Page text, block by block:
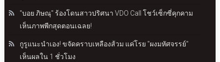
"บอย ภิษณุ" ร้องโดนสาวปริศนา VDO Call โชว์เซ็กซี่คุกคาม
เห็นภาพพีกสุดตอนเฉลย!
กูรูแนะนำเอง! ขจัดคราบเหลืองส้วม แค่โรย "ผงมหัศจรรย์"
เห็นผลใน 1 ชั่วโมง